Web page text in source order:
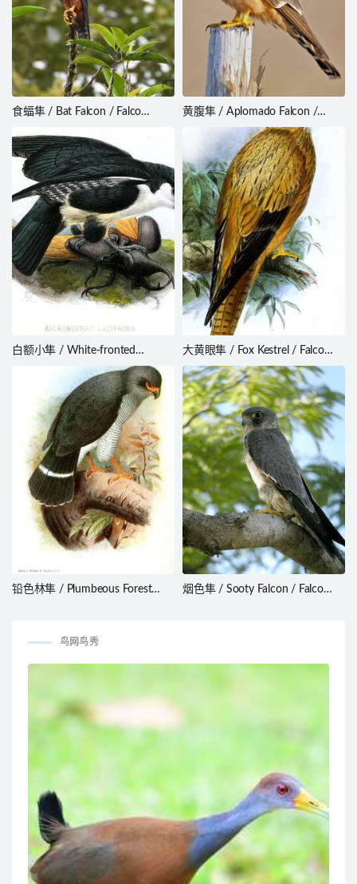
食蝠隼 / Bat Falcon / Falco
黄腹隼 / Aplomado Falcon /
Falco femoralis
白额小隼 / White-fronted
Falconet / Microhierax latifrons
大黄眼隼 / Fox Kestrel / Falco
alopex
铅色林隼 / Plumbeous Forest
烟色隼 / Sooty Falcon / Falco
鸟网鸟秀